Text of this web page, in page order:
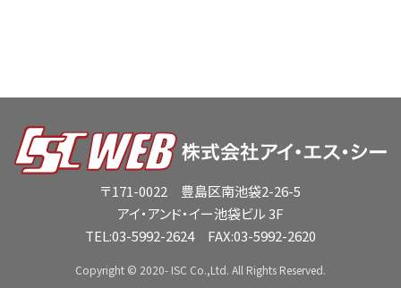
〒171-0022 豊島区南池袋2-26-5
アイ・アンド・イー池袋ビル 3F
TEL:03-5992-2624FAX:03-5992-2620
Copyright © 2020- ISC Co.,Ltd. All Rights Reserved.